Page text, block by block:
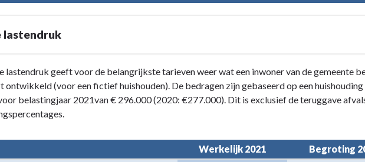
lastendruk
lastendruk geeft voor de belangrijkste tarieven weer wat een inwoner van de gemeente
ontwikkeld (voor een fictief huishouden). De bedragen zijn gebaseerd op een
belastingjaar 2021van € 296.000 (2020: €277.000). Dit is exclusief de teruggave
Werkelijk 2021 Begroting